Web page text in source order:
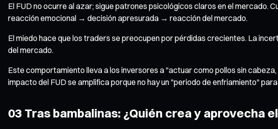
El FUD no ocurre al azar; sigue patrones psicológicos claros en el mercado.
reacción emocional → decisión apresurada → reacción del mercado.
El miedo hace que los traders se preocupen por pérdidas crecientes. La
del mercado.
Este comportamiento lleva a los inversores a "actuar como pollos sin
impacto del FUD se amplifica porque no hay un "periodo de enfriamiento"
03 Tras bambalinas: ¿Quién crea y aprovecha el